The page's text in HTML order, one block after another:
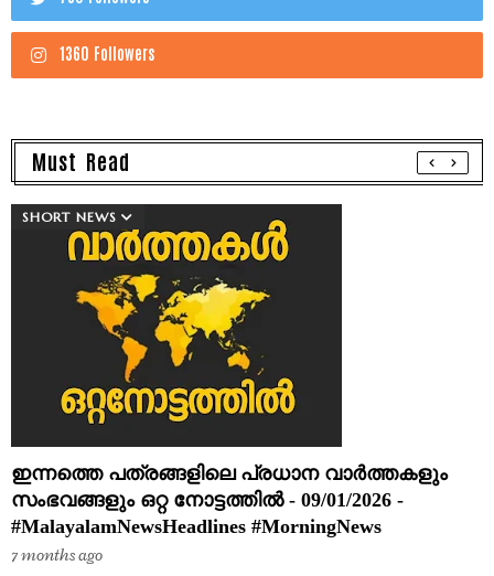
1360 Followers
Must Read
SHORT NEWS
ഇന്നത്തെ പത്രങ്ങളിലെ പ്രധാന വാർത്തകളും
സംഭവങ്ങളും ഒറ്റ നോട്ടത്തിൽ - 09/01/2026 -
#MalayalamNewsHeadlines #MorningNews
7 months ago